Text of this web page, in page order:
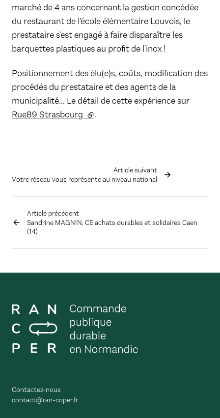
marché de 4 ans concernant la gestion concédée
du restaurant de l'école élémentaire Louvois, le
prestataire s'est engagé à faire disparaître les
barquettes plastiques au profit de l'inox !
Positionnement des élu(e)s, coûts, modification des
procédés du prestataire et des agents de la
municipalité... Le détail de cette expérience sur
Rue89 Strasbourg (lien externe)
.
Article précédent
Sandrine MAGNIN, CE achats durables et solidaires Caen
(14)
Article suivant
Votre réseau vous représente au niveau national
Contactez-nous
contact@ran-coper.fr